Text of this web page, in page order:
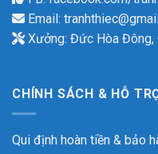
Email:
Xưởng: Đức Hòa Đông,
CHÍNH SÁCH & HỖ
Qui định hoàn tiền & bảo